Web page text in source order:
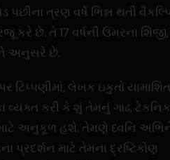
પછીના ત્રણ વર્ષે ભિન્ન થતી
કરે છે. તે 17 વર્ષની ઉંમરના
અનુસરે છે.
ટિપ્પણીમાં, લેખક ઇકુતો
વ્યક્ત કરી કે શું તેમનું ગાઢ,
અનુકૂળ હશે. તેમણે ધ્વનિ
પ્રદર્શન માટે તેમના દ્રષ્ટિકોણ